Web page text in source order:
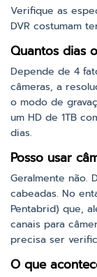
Verifique as
DVR costumam
Quantos dias
Depende de 4
câmeras, a
o modo de
um HD de 1TB
dias.
Posso usar
Geralmente não.
cabeadas. No
Pentabrid) que,
canais para
precisa ser
O que